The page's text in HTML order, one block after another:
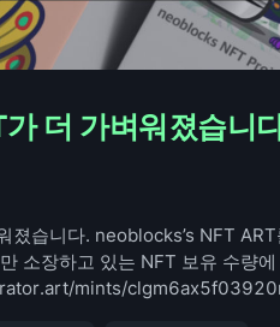
더 가벼워졌습니
졌습니다. neoblocks’s NFT
소장하고 있는 NFT 보유 수량
mints/